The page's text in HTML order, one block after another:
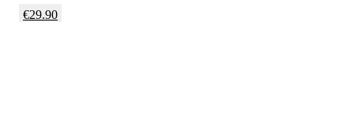
€29.90